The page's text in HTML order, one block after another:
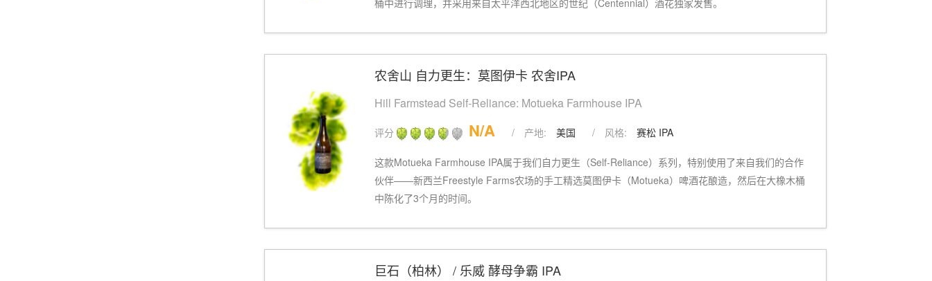
桶中进行调理，并采用来自太平洋西北地区的世纪（Centennial）酒花独家发售。
农舍山 自力更生：莫图伊卡 农舍IPA
Hill Farmstead Self-Reliance: Motueka Farmhouse IPA
评分 N/A / 产地: 美国 / 风格: 赛松 IPA
这款Motueka Farmhouse IPA属于我们自力更生（Self-Reliance）系列，特别使用了来自我们的合作
伙伴——新西兰Freestyle Farms农场的手工精选莫图伊卡（Motueka）啤酒花酿造，然后在大橡木桶
中陈化了3个月的时间。
巨石（柏林） / 乐威 酵母争霸 IPA